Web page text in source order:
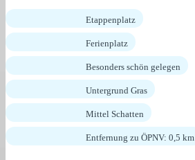
Etappenplatz
Ferienplatz
Besonders schön gelegen
Untergrund Gras
Mittel Schatten
Entfernung zu ÖPNV: 0,5 km